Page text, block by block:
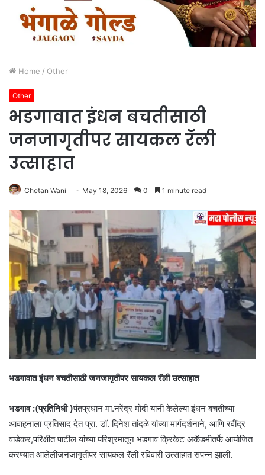
Home / Other
Other
भडगावात इंधन बचतीसाठी
जनजागृतीपर सायकल रॅली
उत्साहात
Chetan Wani May 18, 2026 0 1 minute read
भडगावात इंधन बचतीसाठी जनजागृतीपर सायकल रॅली उत्साहात
भडगाव :(प्रतिनिधी )पंतप्रधान मा.नरेंद्र मोदी यांनी केलेल्या इंधन बचतीच्या
आवाहनाला प्रतिसाद देत प्रा. डॉ. दिनेश तांदळे यांच्या मार्गदर्शनाने, आणि रवींद्र
वाडेकर,परिक्षीत पाटील यांच्या परिश्रमातून भडगाव क्रिकेट अकॅडमीतर्फे आयोजित
करण्यात आलेलीजनजागृतीपर सायकल रॅली रविवारी उत्साहात संपन्न झाली.